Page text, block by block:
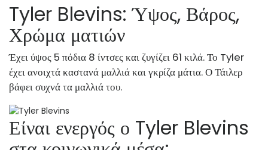
Tyler Blevins: Ύψος, Βάρος,
Χρώμα ματιών
Έχει ύψος 5 πόδια 8 ίντσες και ζυγίζει 61 κιλά. Το Tyler
έχει ανοιχτά καστανά μαλλιά και γκρίζα μάτια. Ο Τάιλερ
βάφει συχνά τα μαλλιά του.
Είναι ενεργός ο Tyler Blevins